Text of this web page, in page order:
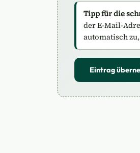
Tipp für die
der E-Mail-
automatisch
Eintrag